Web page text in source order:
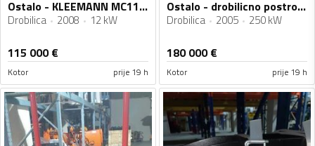
Ostalo - KLEEMANN MC110Z
Drobilica 2008 12 kW
115 000€
Kotor prije 19 h
Ostalo - drobilicno postrojenje
Drobilica 2005 250 kW
180 000€
Kotor prije 19 h